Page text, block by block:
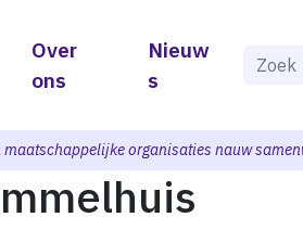
Over
ons
Nieuw
s
Als
organisaties nauw